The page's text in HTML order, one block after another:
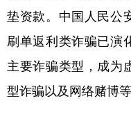
垫资款。中国人民公
刷单返利类诈骗已演
主要诈骗类型，成为
型诈骗以及网络赌博